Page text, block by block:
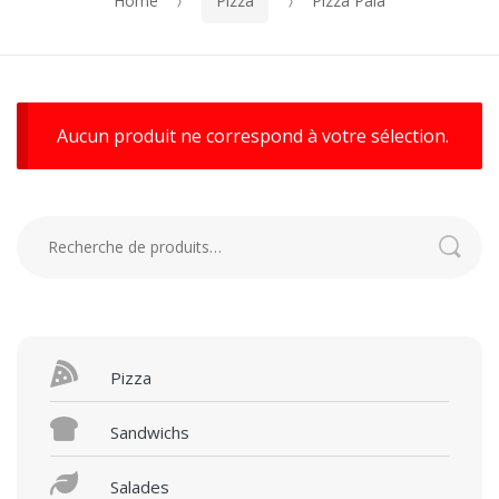
Aucun produit ne correspond à votre sélection.
Pizza
Sandwichs
Salades